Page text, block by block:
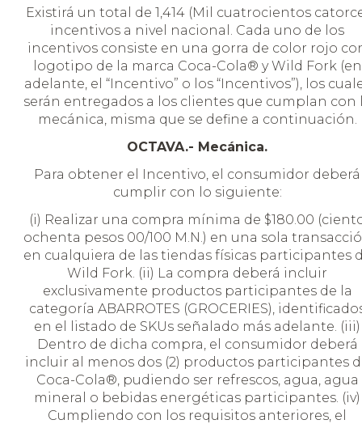
Existirá un total de 1,414 (Mil cuatrocientos
incentivos a nivel nacional. Cada uno de los
incentivos consiste en una gorra de color rojo
logotipo de la marca Coca-Cola® y Wild Fork (en
adelante, el “Incentivo” o los “Incentivos”), los
serán entregados a los clientes que cumplan con
mecánica, misma que se define a continuación.
OCTAVA.- Mecánica.
Para obtener el Incentivo, el consumidor deberá
cumplir con lo siguiente:
(i) Realizar una compra mínima de $180.00
ochenta pesos 00/100 M.N.) en una sola
en cualquiera de las tiendas físicas participantes
Wild Fork. (ii) La compra deberá incluir
exclusivamente productos participantes de la
categoría ABARROTES (GROCERIES),
en el listado de SKUs señalado más adelante. (iii)
Dentro de dicha compra, el consumidor deberá
incluir al menos dos (2) productos participantes
Coca-Cola®, pudiendo ser refrescos, agua, agua
mineral o bebidas energéticas participantes. (iv)
Cumpliendo con los requisitos anteriores, el